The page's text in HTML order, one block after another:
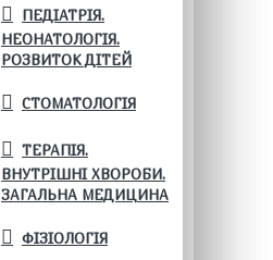
ПЕДІАТРІЯ.
НЕОНАТОЛОГІЯ.
РОЗВИТОК ДІТЕЙ
СТОМАТОЛОГІЯ
ТЕРАПІЯ.
ВНУТРІШНІ ХВОРОБИ.
ЗАГАЛЬНА МЕДИЦИНА
ФІЗІОЛОГІЯ